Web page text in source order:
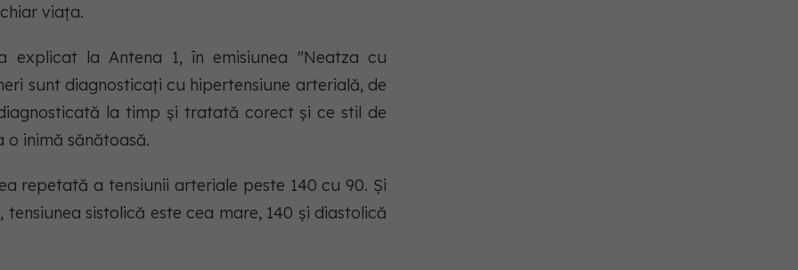
viața.
explicat la Antena 1, în emisiunea "Neatza cu
sunt diagnosticați cu hipertensiune arterială, de
la timp și tratată corect și ce stil de
inimă sănătoasă.
repetată a tensiunii arteriale peste 140 cu 90. Și
sistolică este cea mare, 140 și diastolică